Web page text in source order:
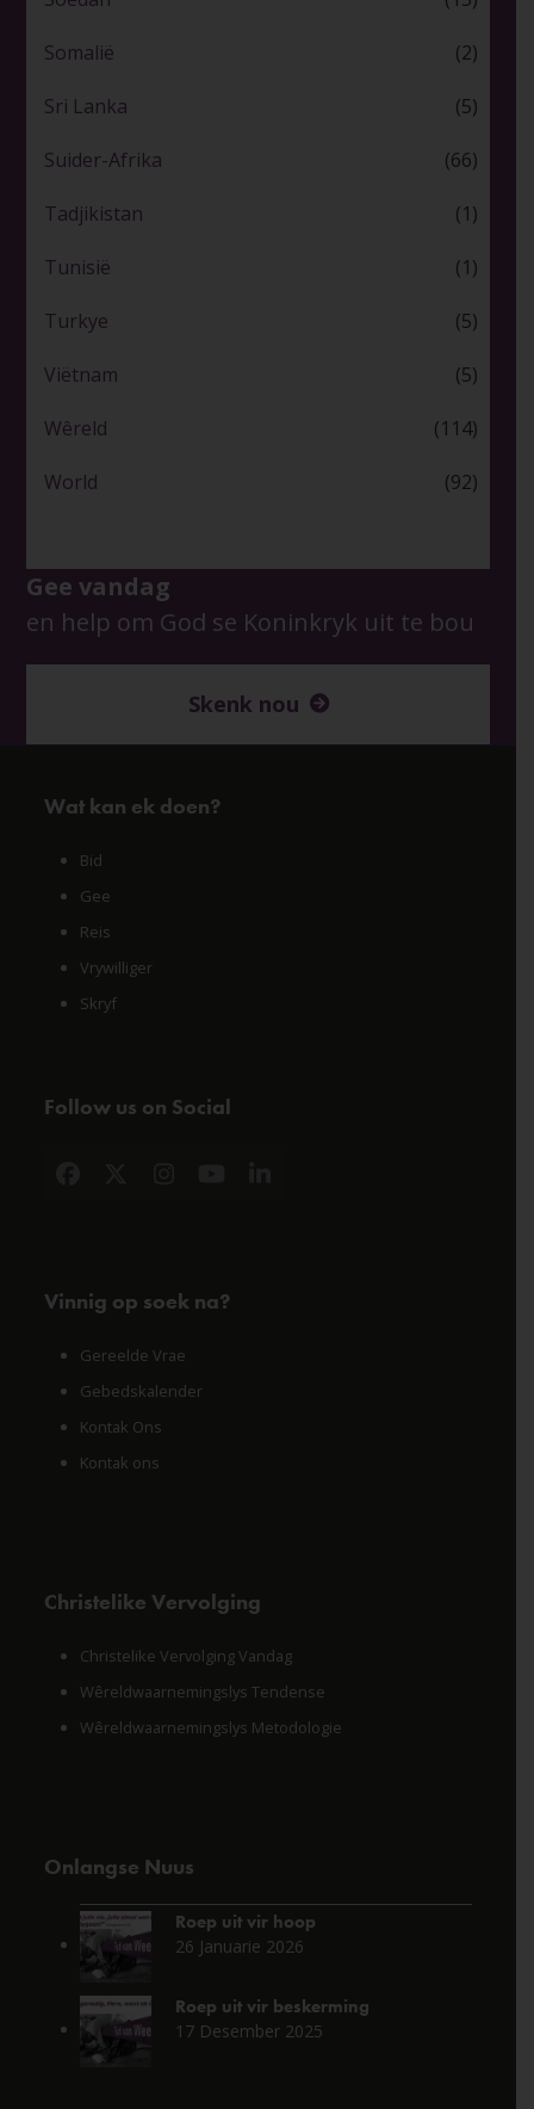
Somalië (2)
Sri Lanka (5)
Suider-Afrika (66)
Tadjikistan (1)
Tunisië (1)
Turkye (5)
Viëtnam (5)
Wêreld (114)
World (92)
Gee vandag
en help om God se Koninkryk uit te bou
Skenk nou
Wat kan ek doen?
Bid
Gee
Reis
Vrywilliger
Skryf
Follow us on Social
Vinnig op soek na?
Gereelde Vrae
Gebedskalender
Kontak Ons
Kontak ons
Christelike Vervolging
Christelike Vervolging Vandag
Wêreldwaarnemingslys Tendense
Wêreldwaarnemingslys Metodologie
Onlangse Nuus
Roep uit vir hoop
26 Januarie 2026
Roep uit vir beskerming
17 Desember 2025